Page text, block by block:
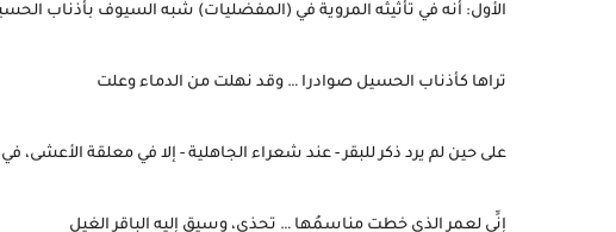
الأول: أنه في تأثيثه المروية في (المفضليات) شبه السيوف بأذناب
تراها كأذناب الحسيل صوادرا … وقد نهلت من الدماء وعلت
على حين لم يرد ذكر للبقر - عند شعراء الجاهلية - إلا في معلقة
إنِّي لعمر الذي خطت مناسمُها … تحذي، وسيق إليه الباقر الغيل